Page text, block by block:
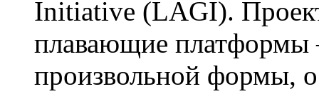
Initiative (LAGI).
плавающие платформы
произвольной формы,